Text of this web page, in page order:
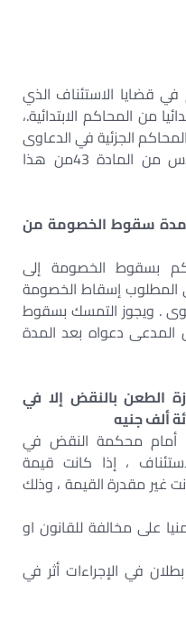
قضايا الاستئناف الذي
من المحاكم الابتدائية.،
الجزئية في الدعاوى
المنصوص عليها في البند السادس من المادة 43من هذا
136 بتعديل مدة سقوط الخصومة من
بسقوط الخصومة إلى
المطلوب إسقاط الخصومة
. ويجوز التمسك بسقوط
دعواه بعد المدة
.. بعدم إجازة الطعن بالنقض إلا في
ألف جنيه
أمام محكمة النقض في
، إذا كانت قيمة
غير مقدرة القيمة ، وذلك
على مخالفة للقانون او
في الإجراءات أثر في